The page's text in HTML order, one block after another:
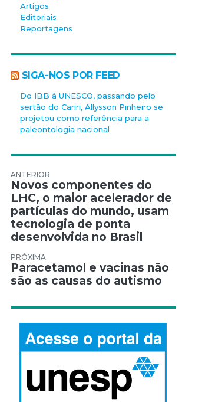
Artigos
Editoriais
Reportagens
SIGA-NOS POR FEED
Do IBB à UNESCO, passando pelo
sertão do Cariri, Allysson Pinheiro se
projetou como referência para a
paleontologia nacional
Navegação de Post
Novos componentes do
LHC, o maior acelerador de
partículas do mundo, usam
tecnologia de ponta
desenvolvida no Brasil
Paracetamol e vacinas não
são as causas do autismo